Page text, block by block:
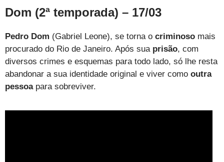
Dom (2ª temporada) – 17/03
Pedro Dom (Gabriel Leone), se torna o criminoso mais
procurado do Rio de Janeiro. Após sua prisão, com
diversos crimes e esquemas para todo lado, só lhe resta
abandonar a sua identidade original e viver como outra
pessoa para sobreviver.